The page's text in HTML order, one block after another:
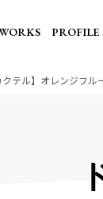
PROFILE
クテル】オレンジフル